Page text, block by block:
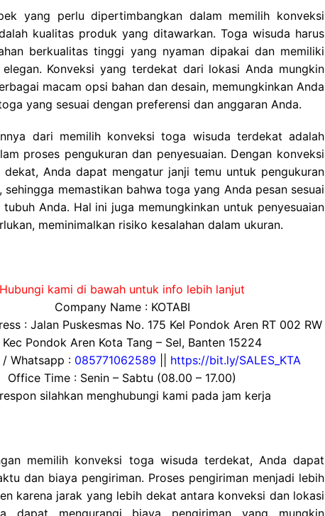
yang perlu dipertimbangkan dalam memilih konveksi
kualitas produk yang ditawarkan. Toga wisuda harus
berkualitas tinggi yang nyaman dipakai dan memiliki
Konveksi yang terdekat dari lokasi Anda mungkin
macam opsi bahan dan desain, memungkinkan Anda
yang sesuai dengan preferensi dan anggaran Anda.
dari memilih konveksi toga wisuda terdekat adalah
proses pengukuran dan penyesuaian. Dengan konveksi
dekat, Anda dapat mengatur janji temu untuk pengukuran
sehingga memastikan bahwa toga yang Anda pesan sesuai
Anda. Hal ini juga memungkinkan untuk penyesuaian
meminimalkan risiko kesalahan dalam ukuran.
Hubungi kami di bawah untuk info lebih lanjut
Company Name : KOTABI
: Jalan Puskesmas No. 175 Kel Pondok Aren RT 002 RW
Kec Pondok Aren Kota Tang – Sel, Banten 15224
/ Whatsapp : 085771062589
https://bit.ly/SALES_KTA
Office Time : Senin – Sabtu (08.00 – 17.00)
silahkan menghubungi kami pada jam kerja
memilih konveksi toga wisuda terdekat, Anda dapat
dan biaya pengiriman. Proses pengiriman menjadi lebih
karena jarak yang lebih dekat antara konveksi dan lokasi